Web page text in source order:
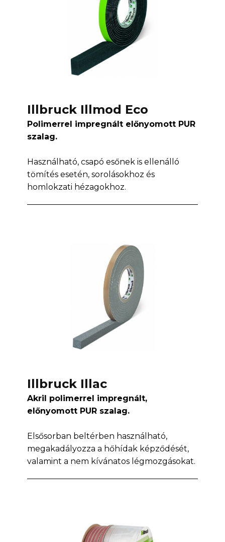
Illbruck Illmod Eco
Polimerrel impregnált előnyomott PUR
szalag.
Használható, csapó esőnek is ellenálló
tömítés esetén, sorolásokhoz és
homlokzati hézagokhoz.
Illbruck Illac
Akril polimerrel impregnált,
előnyomott PUR szalag.
Elsősorban beltérben használható,
megakadályozza a hőhídak képződését,
valamint a nem kívánatos légmozgásokat.